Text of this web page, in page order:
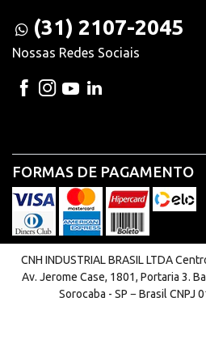
(31) 2107-2045
Nossas Redes Sociais
FORMAS DE PAGAMENTO
CNH INDUSTRIAL BRASIL LTDA
Av. Jerome Case, 1801, Portaria 3.
Sorocaba - SP − Brasil CNPJ